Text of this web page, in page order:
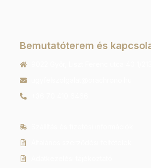
Bemutatóterem és